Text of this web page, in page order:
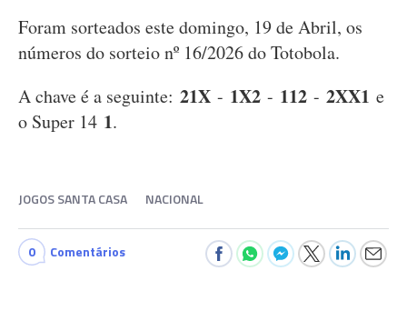
Foram sorteados este domingo, 19 de Abril, os
números do sorteio nº 16/2026 do Totobola.
A chave é a seguinte: 21X - 1X2 - 112 - 2XX1 e
o Super 14 1.
JOGOS SANTA CASA NACIONAL
0 Comentários